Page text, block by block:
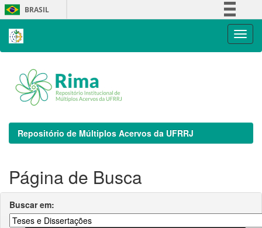
Skip
navigation
BRASIL
Repositório de Múltiplos Acervos da UFRRJ
Página de Busca
Buscar em: